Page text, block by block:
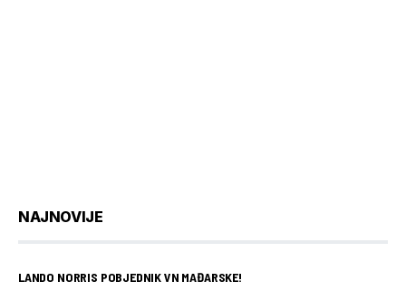
NAJNOVIJE
LANDO NORRIS POBJEDNIK VN MAĐARSKE!